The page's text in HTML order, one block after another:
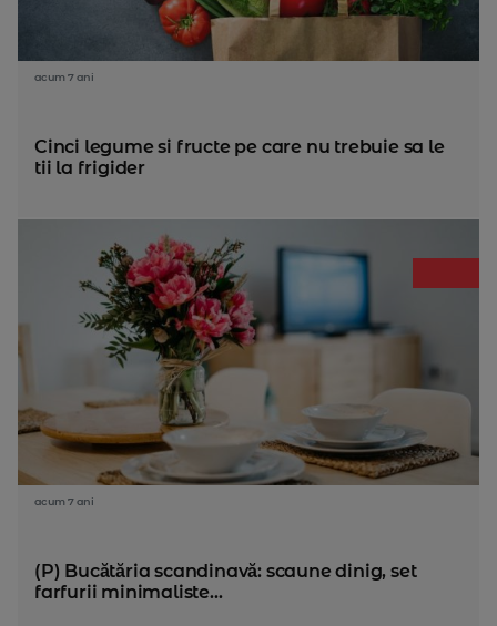
acum 7 ani
Cinci legume si fructe pe care nu trebuie sa le
tii la frigider
acum 7 ani
(P) Bucătăria scandinavă: scaune dinig, set
farfurii minimaliste...